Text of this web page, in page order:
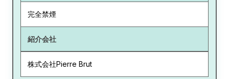
完全禁煙
紹介会社
株式会社Pierre Brut